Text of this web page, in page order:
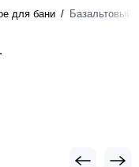
для бани Базальтовый